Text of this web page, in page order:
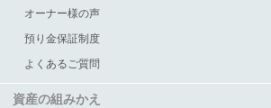
オーナー様の声
預り金保証制度
よくあるご質問
資産の組みかえ